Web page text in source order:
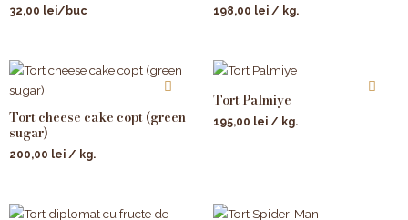
32,00 lei/buc 198,00 lei / kg.
Tort cheese cake copt (green
sugar)
200,00 lei / kg.
Tort Palmiye
195,00 lei / kg.